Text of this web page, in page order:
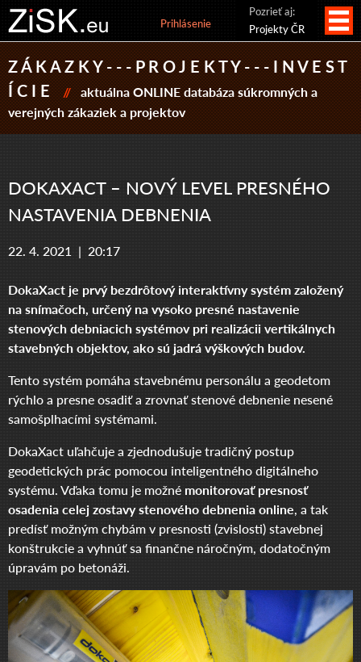
Pozrieť aj:
Projekty ČR
Prihlásenie
Z Á K A Z K Y - - - P R O J E K T Y - - - I N V E S T
Í C I E
// aktuálna ONLINE databáza súkromných a
verejných zákaziek a projektov
DOKAXACT – NOVÝ LEVEL PRESNÉHO
NASTAVENIA DEBNENIA
22. 4. 2021 | 20:17
DokaXact je prvý bezdrôtový interaktívny systém založený
na snímačoch, určený na vysoko presné nastavenie
stenových debniacich systémov pri realizácii vertikálnych
stavebných objektov, ako sú jadrá výškových budov.
Tento systém pomáha stavebnému personálu a geodetom
rýchlo a presne osadiť a zrovnať stenové debnenie nesené
samošplhacími systémami.
DokaXact uľahčuje a zjednodušuje tradičný postup
geodetických prác pomocou inteligentného digitálneho
systému. Vďaka tomu je možné monitorovať presnosť
osadenia celej zostavy stenového debnenia online, a tak
predísť možným chybám v presnosti (zvislosti) stavebnej
konštrukcie a vyhnúť sa finančne náročným, dodatočným
úpravám po betonáži.